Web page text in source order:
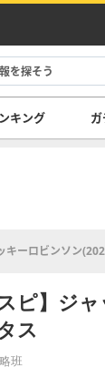
キング
キーロビンソン
ピ】ジ
ス
班